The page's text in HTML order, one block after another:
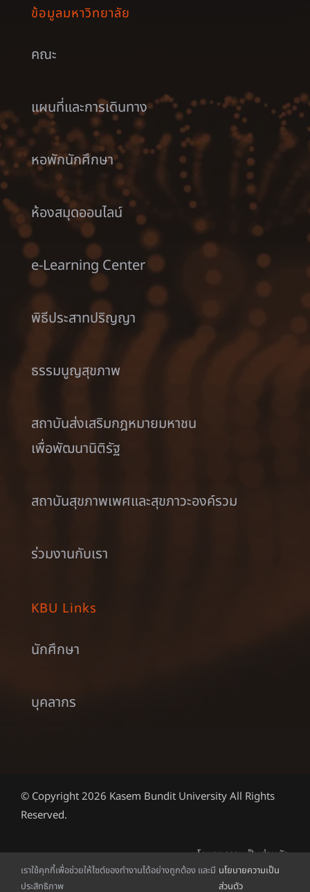
ข้อมูลมหาวิทยาลัย
คณะ
แผนที่และการเดินทาง
หอพักนักศึกษา
ห้องสมุดออนไลน์
e-Learning Center
พิธีประสาทปริญญา
ธรรมนูญสุขภาพ
สถาบันส่งเสริมกฎหมายมหาชน
เพื่อพัฒนานิติรัฐ
สถาบันสุขภาพเพศและสุขภาวะองค์รวม
ร่วมงานกับเรา
KBU Links
นักศึกษา
บุคลากร
© Copyright 2026 Kasem Bundit University All Rights
Reserved.
นโยบายความเป็นส่วนตัว
เราใช้คุกกี้เพื่อช่วยให้ไซต์ของทำงานได้อย่างถูกต้อง และมี
ประสิทธิภาพ
นโยบายความเป็น
ส่วนตัว